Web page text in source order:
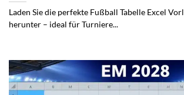
Laden Sie die perfekte Fußball Tabelle Excel
herunter – ideal für Turniere...